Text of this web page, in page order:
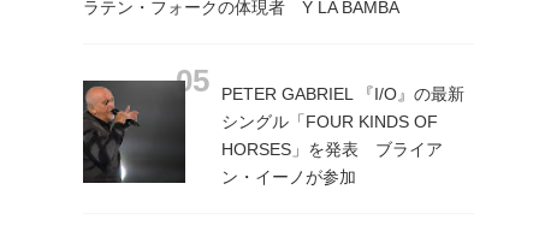
ラテン・フォークの体現者 Y LA BAMBA
PETER GABRIEL 『I/O』の最新
シングル「FOUR KINDS OF
HORSES」を発表 ブライア
ン・イーノが参加